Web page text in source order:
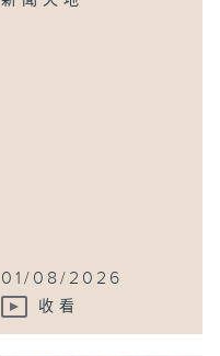
01/08/2026
收看